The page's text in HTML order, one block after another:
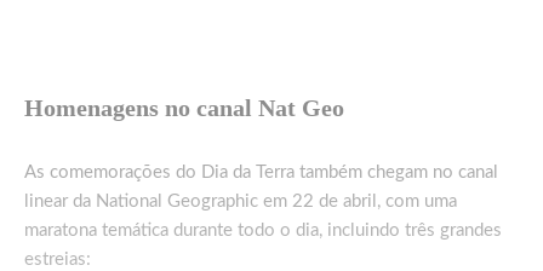
Homenagens no canal Nat Geo
As comemorações do Dia da Terra também chegam no canal
linear da National Geographic em 22 de abril, com uma
maratona temática durante todo o dia, incluindo três grandes
estreias: